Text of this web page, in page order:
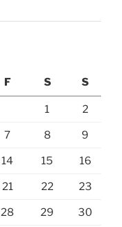
F S S
1 2
7 8 9
14 15 16
21 22 23
28 29 30